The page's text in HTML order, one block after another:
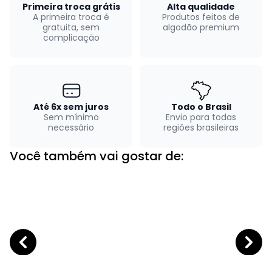
Primeira troca grátis
A primeira troca é
gratuita, sem
complicação
Alta qualidade
Produtos feitos de
algodão premium
Até 6x sem juros
Sem mínimo
necessário
Todo o Brasil
Envio para todas
regiões brasileiras
Você também vai gostar de: